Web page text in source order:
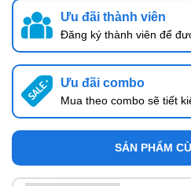
Ưu đãi thành viên
Đăng ký thành viên để
Ưu đãi combo
Mua theo combo sẽ tiết
SẢN PHẨM